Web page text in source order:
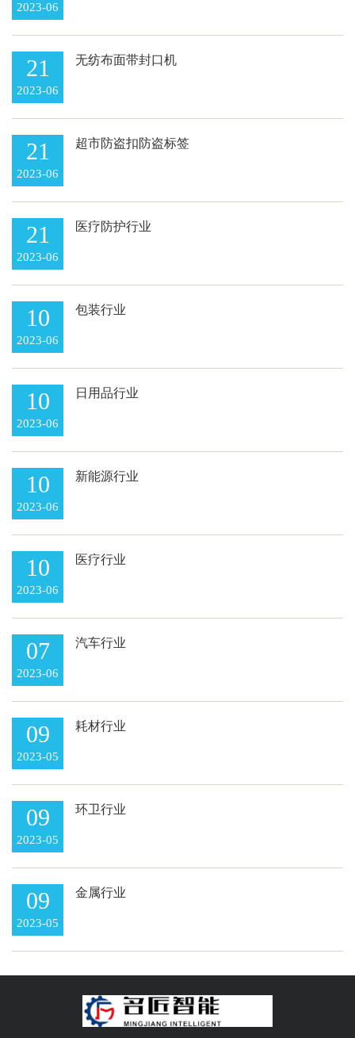
2023-06
21
2023-06
无纺布面带封口机
21
2023-06
超市防盗扣防盗标签
21
2023-06
医疗防护行业
10
2023-06
包装行业
10
2023-06
日用品行业
10
2023-06
新能源行业
10
2023-06
医疗行业
07
2023-06
汽车行业
09
2023-05
耗材行业
09
2023-05
环卫行业
09
2023-05
金属行业